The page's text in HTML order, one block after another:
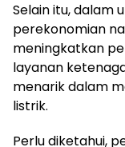
Selain itu, dalam
perekonomian
meningkatkan
layanan
menarik dalam
listrik.
Perlu diketahui,